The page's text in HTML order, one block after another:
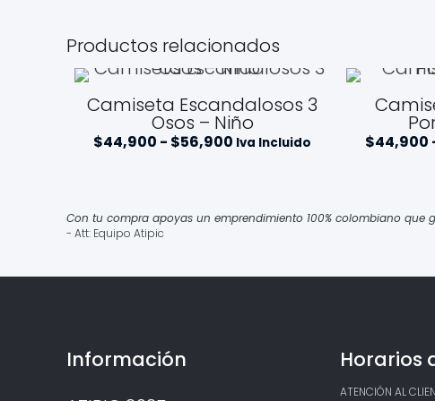
Productos relacionados
Camiseta Escandalosos 3
Osos – Niño
$44,900 - $56,900 Rango
hasta
Iva Incluido $44,900
Con tu compra apoyas un emprendimiento 100% colombiano que
- Att: Equipo Atipic
Información Horarios
ATENCIÓN AL